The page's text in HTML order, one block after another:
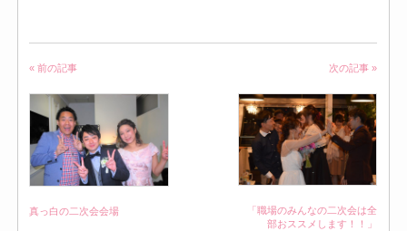
« 前の記事
真っ白の二次会会場
次の記事 »
「職場のみんなの二次会は全
部おススメします！！」